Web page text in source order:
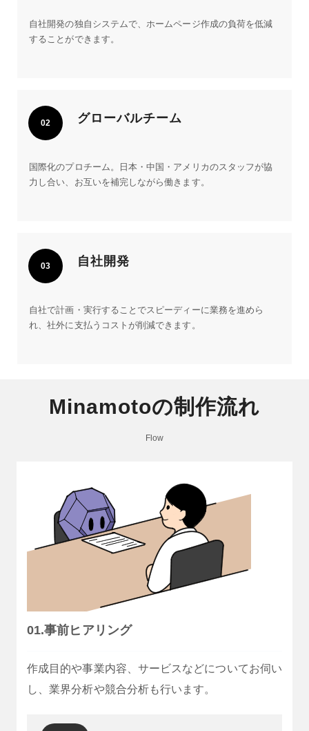
自社開発の独自システムで、ホームページ作成の負荷を低減
することができます。
02 グローバルチーム
国際化のプロチーム。日本・中国・アメリカのスタッフが協
力し合い、お互いを補完しながら働きます。
03 自社開発
自社で計画・実行することでスピーディーに業務を進めら
れ、社外に支払うコストが削減できます。
Minamotoの制作流れ
Flow
01.事前ヒアリング
作成目的や事業内容、サービスなどについてお伺い
し、業界分析や競合分析も行います。